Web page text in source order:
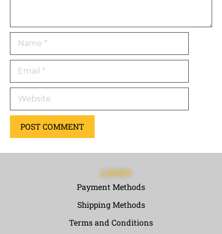
LINKS
Payment Methods
Shipping Methods
Terms and Conditions